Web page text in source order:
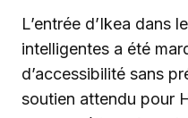
L’entrée d’Ikea dans
intelligentes a été
d’accessibilité sans
soutien attendu pour